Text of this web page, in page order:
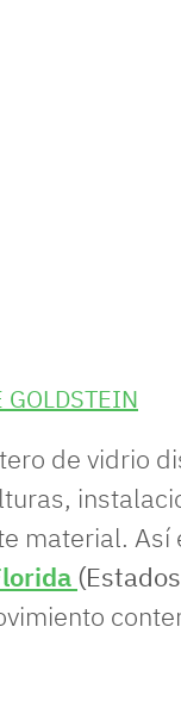
GOLDSTEIN
de vidrio
material. Así